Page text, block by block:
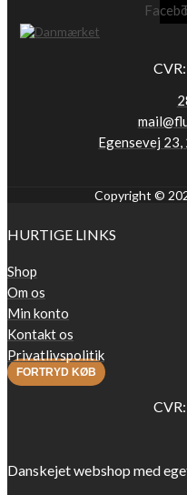
Egensevej
Copyright ©
HURTIGE LINKS
Shop
Om os
Min konto
Kontakt os
Privatlivspolitik
FORTRYD KØB
Danskejet webshop med